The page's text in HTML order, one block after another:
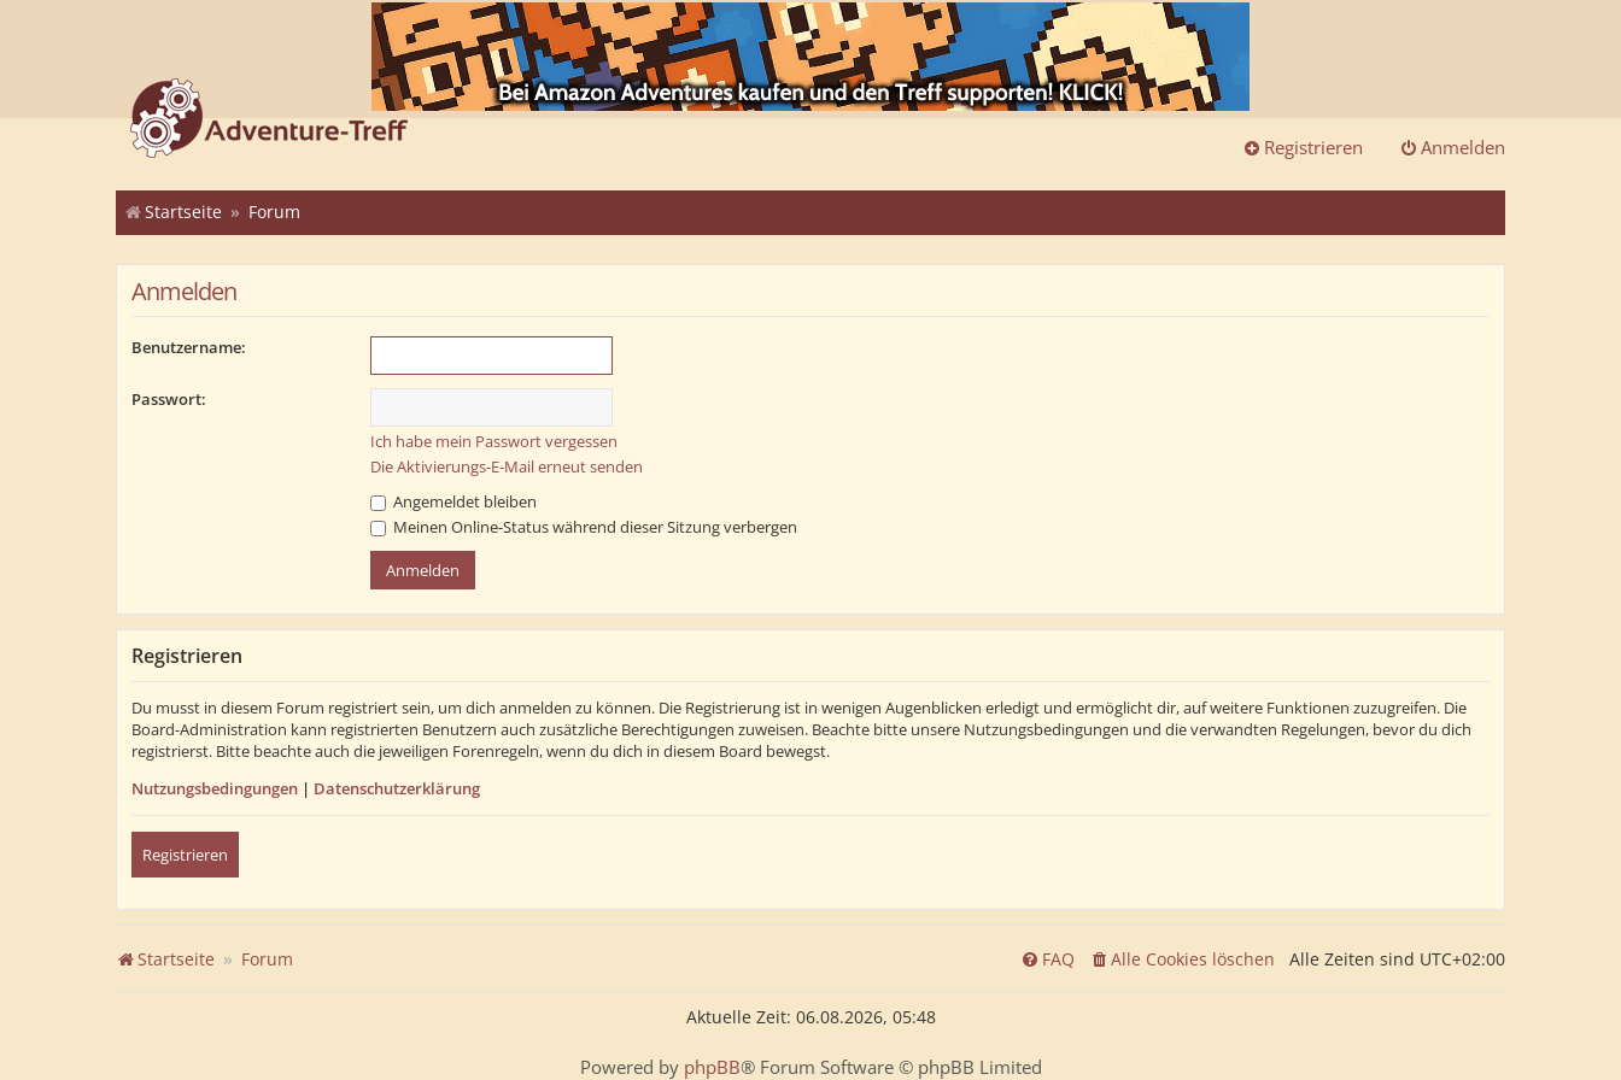
Anmelden
Registrieren
Startseite Forum
Anmelden
Benutzername:
Passwort:
Ich habe mein Passwort vergessen
Die Aktivierungs-E-Mail erneut senden
Angemeldet bleiben
Meinen Online-Status während dieser Sitzung verbergen
Registrieren
Du musst in diesem Forum registriert sein, um dich anmelden zu können. Die Registrierung ist in wenigen Augenblicken erledigt und ermöglicht dir, auf weitere Funktionen zuzugreifen. Die
Board-Administration kann registrierten Benutzern auch zusätzliche Berechtigungen zuweisen. Beachte bitte unsere Nutzungsbedingungen und die verwandten Regelungen, bevor du dich
registrierst. Bitte beachte auch die jeweiligen Forenregeln, wenn du dich in diesem Board bewegst.
Nutzungsbedingungen | Datenschutzerklärung
Registrieren
Startseite Forum Alle Zeiten sind UTC+02:00
Alle Cookies löschen
FAQ
Aktuelle Zeit: 06.08.2026, 05:48
Powered by phpBB® Forum Software © phpBB Limited